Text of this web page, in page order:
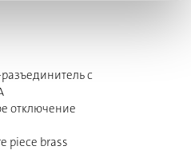
с
отключение
piece brass